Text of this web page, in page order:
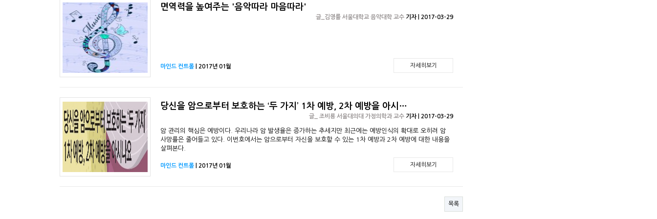
면역력을 높여주는 '음악따라 마음따라'
글_김영률 서울대학교 음악대학 교수 기자 | 2017-03-29
마인드 컨트롤 | 2017년 01월 자세히보기
당신을 암으로부터 보호하는 ‘두 가지’ 1차 예방, 2차 예방을 아시…
글_ 조비룡 서울대의대 가정의학과 교수 기자 | 2017-03-29
암 관리의 핵심은 예방이다. 우리나라 암 발생율은 증가하는 추세지만 최근에는 예방인식의 확대로 오히려 암
사망률은 줄어들고 있다. 이번호에서는 암으로부터 자신을 보호할 수 있는 1차 예방과 2차 예방에 대한 내용을
살펴본다.
마인드 컨트롤 | 2017년 01월 자세히보기
목록